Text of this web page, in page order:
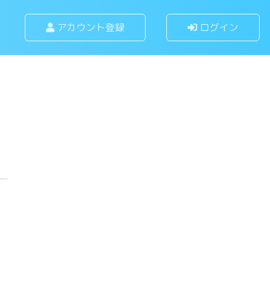
アカウント登録 ログイン